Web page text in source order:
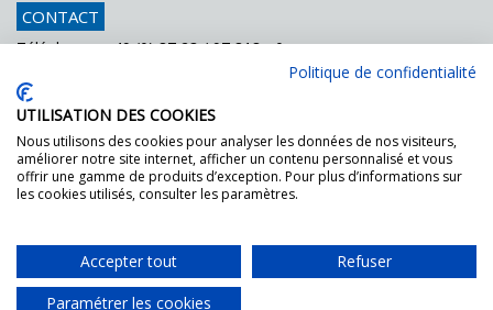
CONTACT
Téléphone +49 (0) 87 23 / 97 818 - 0
+49 (0) 87 23 / 97 818 - 70
Courriel
FF GOES GREEN!
Demandez les documents pour la certification
Politique de confidentialité
UTILISATION DES COOKIES
Nous utilisons des cookies pour analyser les données de nos visiteurs,
améliorer notre site internet, afficher un contenu personnalisé et vous
offrir une gamme de produits d’exception. Pour plus d’informations sur
les cookies utilisés, consulter les paramètres.
Accepter tout
Refuser
Paramétrer les cookies